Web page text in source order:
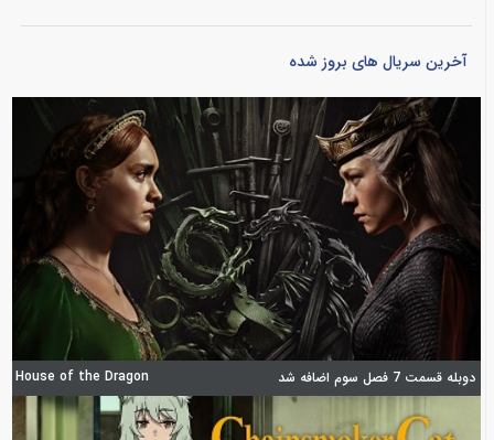
آخرین سریال های بروز شده
دوبله قسمت 7 فصل سوم اضافه شد House of the Dragon